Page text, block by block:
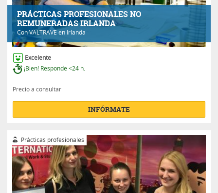
PRÁCTICAS PROFESIONALES NO
REMUNERADAS IRLANDA
ConVALTRAVEen Irlanda
Excelente
¡Bien! Responde <24 h.
Precio a consultar
INFÓRMATE
Prácticas profesionales